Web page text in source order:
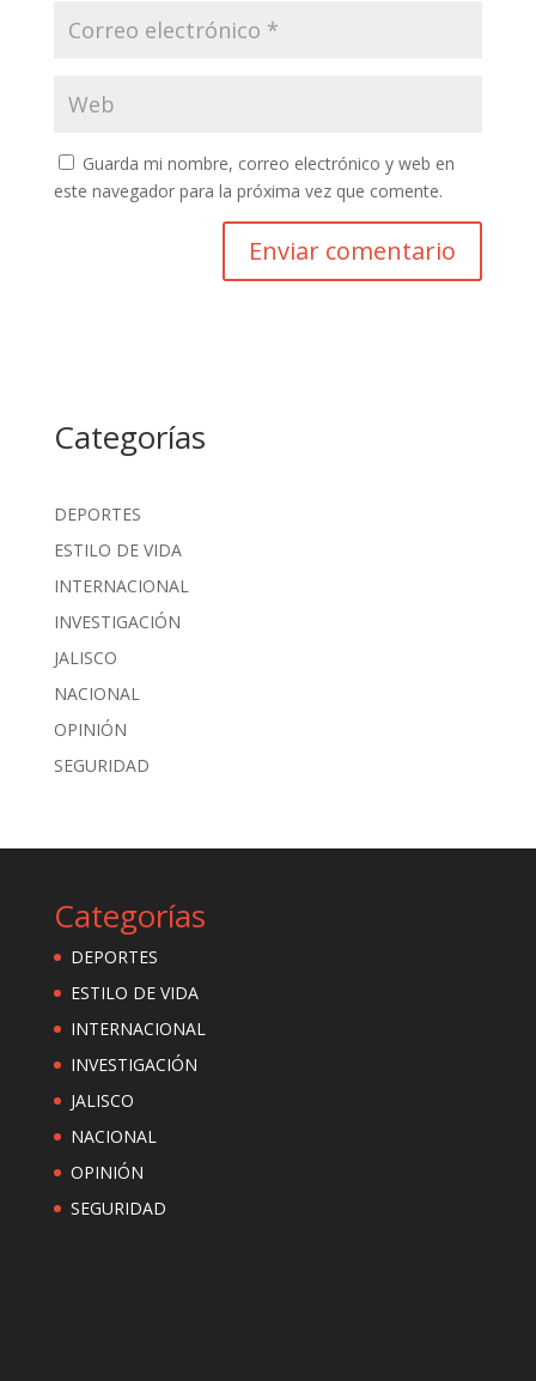
Guarda mi nombre, correo electrónico y web en
este navegador para la próxima vez que comente.
Categorías
DEPORTES
ESTILO DE VIDA
INTERNACIONAL
INVESTIGACIÓN
JALISCO
NACIONAL
OPINIÓN
SEGURIDAD
Categorías
DEPORTES
ESTILO DE VIDA
INTERNACIONAL
INVESTIGACIÓN
JALISCO
NACIONAL
OPINIÓN
SEGURIDAD